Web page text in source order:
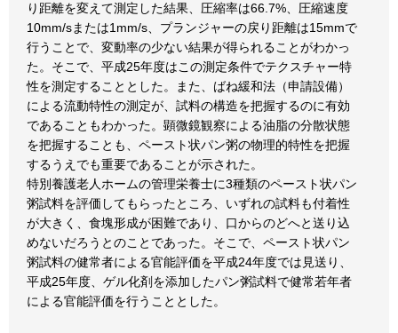
り距離を変えて測定した結果、圧縮率は66.7%、圧縮速度
10mm/sまたは1mm/s、プランジャーの戻り距離は15mmで
行うことで、変動率の少ない結果が得られることがわかっ
た。そこで、平成25年度はこの測定条件でテクスチャー特
性を測定することとした。また、ばね緩和法（申請設備）
による流動特性の測定が、試料の構造を把握するのに有効
であることもわかった。顕微鏡観察による油脂の分散状態
を把握することも、ペースト状パン粥の物理的特性を把握
するうえでも重要であることが示された。
特別養護老人ホームの管理栄養士に3種類のペースト状パン
粥試料を評価してもらったところ、いずれの試料も付着性
が大きく、食塊形成が困難であり、口からのどへと送り込
めないだろうとのことであった。そこで、ペースト状パン
粥試料の健常者による官能評価を平成24年度では見送り、
平成25年度、ゲル化剤を添加したパン粥試料で健常若年者
による官能評価を行うこととした。